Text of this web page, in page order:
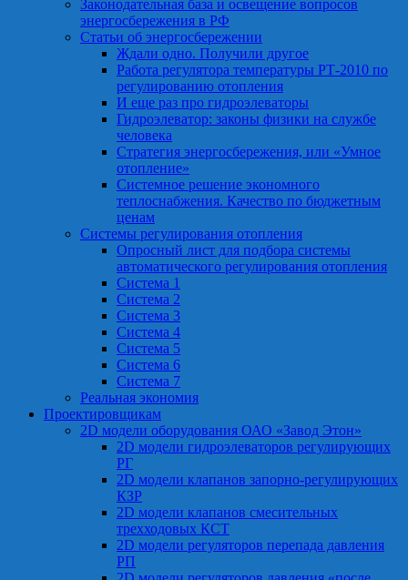
Законодательная база и освещение вопросов
энергосбережения в РФ
Статьи об энергосбережении
Ждали одно. Получили другое
Работа регулятора температуры РТ-2010 по
регулированию отопления
И еще раз про гидроэлеваторы
Гидроэлеватор: законы физики на службе
человека
Стратегия энергосбережения, или «Умное
отопление»
Системное решение экономного
теплоснабжения. Качество по бюджетным
ценам
Системы регулирования отопления
Опросный лист для подбора системы
автоматического регулирования отопления
Система 1
Система 2
Система 3
Система 4
Система 5
Система 6
Система 7
Реальная экономия
Проектировщикам
2D модели оборудования ОАО «Завод Этон»
2D модели гидроэлеваторов регулирующих
РГ
2D модели клапанов запорно-регулирующих
КЗР
2D модели клапанов смесительных
трехходовых КСТ
2D модели регуляторов перепада давления
РП